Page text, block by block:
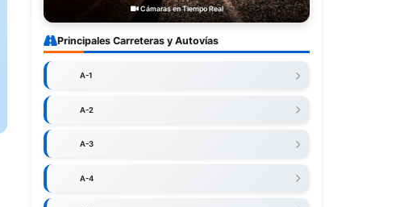
Cámaras en Tiempo Real
Principales Carreteras y Autovías
A-1
A-2
A-3
A-4